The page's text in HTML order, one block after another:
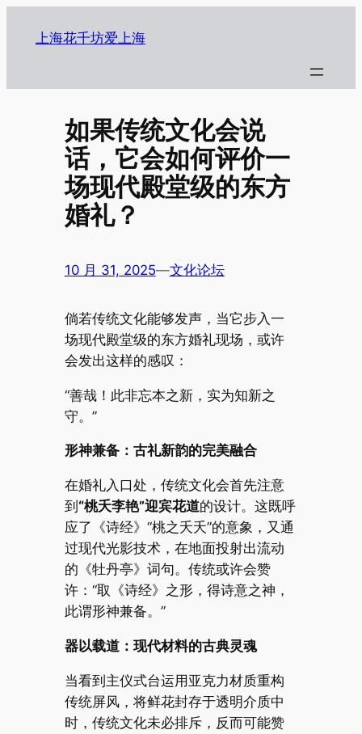
上海花千坊爱上海
如果传统文化会说
话，它会如何评价一
场现代殿堂级的东方
婚礼？
10 月 31, 2025—文化论坛
倘若传统文化能够发声，当它步入一
场现代殿堂级的东方婚礼现场，或许
会发出这样的感叹：
“善哉！此非忘本之新，实为知新之
守。”
形神兼备：古礼新韵的完美融合
在婚礼入口处，传统文化会首先注意
到 “桃夭李艳”迎宾花道的设计。这既呼
应了《诗经》“桃之夭夭”的意象，又通
过现代光影技术，在地面投射出流动
的《牡丹亭》词句。传统或许会赞
许：“取《诗经》之形，得诗意之神，
此谓形神兼备。”
器以载道：现代材料的古典灵魂
当看到主仪式台运用亚克力材质重构
传统屏风，将鲜花封存于透明介质中
时，传统文化未必排斥，反而可能赞